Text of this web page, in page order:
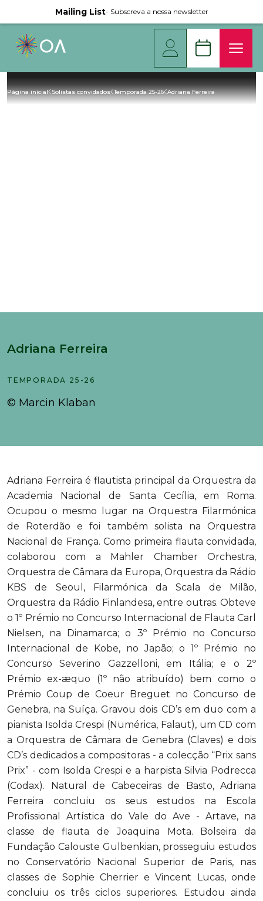
Mailing List- Subscreva a nossa newsletter
Página inicial Solistas convidados Temporada 25-26 Adriana Ferreira
Adriana Ferreira
TEMPORADA 25-26
© Marcin Klaban
Adriana Ferreira é flautista principal da Orquestra da
Academia Nacional de Santa Cecília, em Roma.
Ocupou o mesmo lugar na Orquestra Filarmónica
de Roterdão e foi também solista na Orquestra
Nacional de França. Como primeira flauta convidada,
colaborou com a Mahler Chamber Orchestra,
Orquestra de Câmara da Europa, Orquestra da Rádio
KBS de Seoul, Filarmónica da Scala de Milão,
Orquestra da Rádio Finlandesa, entre outras. Obteve
o 1º Prémio no Concurso Internacional de Flauta Carl
Nielsen, na Dinamarca; o 3º Prémio no Concurso
Internacional de Kobe, no Japão; o 1º Prémio no
Concurso Severino Gazzelloni, em Itália; e o 2º
Prémio ex-æquo (1º não atribuído) bem como o
Prémio Coup de Coeur Breguet no Concurso de
Genebra, na Suíça. Gravou dois CD’s em duo com a
pianista Isolda Crespi (Numérica, Falaut), um CD com
a Orquestra de Câmara de Genebra (Claves) e dois
CD’s dedicados a compositoras - a colecção “Prix sans
Prix” - com Isolda Crespi e a harpista Silvia Podrecca
(Codax). Natural de Cabeceiras de Basto, Adriana
Ferreira concluiu os seus estudos na Escola
Profissional Artística do Vale do Ave - Artave, na
classe de flauta de Joaquina Mota. Bolseira da
Fundação Calouste Gulbenkian, prosseguiu estudos
no Conservatório Nacional Superior de Paris, nas
classes de Sophie Cherrier e Vincent Lucas, onde
concluiu os três ciclos superiores. Estudou ainda